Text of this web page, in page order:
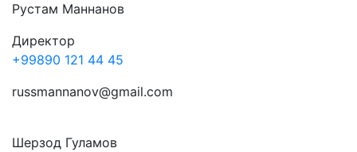
Рустам Маннанов
Директор
+99890 121 44 45
russmannanov@gmail.com
Шерзод Гуламов